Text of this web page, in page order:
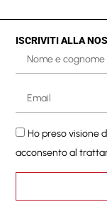
ISCRIVITI ALLA
Ho preso visione
acconsento al